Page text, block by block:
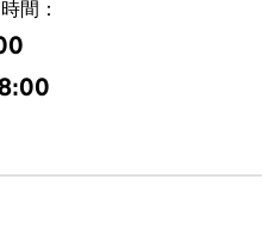
間：